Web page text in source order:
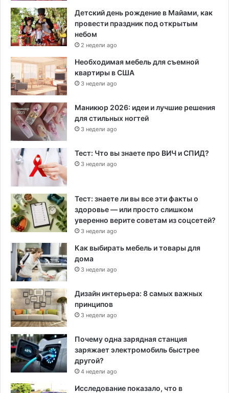
Детский день рождение в Майами, как
провести праздник под открытым
небом
2 недели ago
Необходимая мебель для съемной
квартиры в США
3 недели ago
Маникюр 2026: идеи и лучшие решения
для стильных ногтей
3 недели ago
Тест: Что вы знаете про ВИЧ и СПИД?
3 недели ago
Тест: знаете ли вы все эти факты о
здоровье — или просто слишком
уверенно верите советам из соцсетей?
3 недели ago
Как выбирать мебель и товары для
дома
3 недели ago
Дизайн интерьера: 8 самых важных
принципов
3 недели ago
Почему одна зарядная станция
заряжает электромобиль быстрее
другой?
4 недели ago
Исследование показало, что в